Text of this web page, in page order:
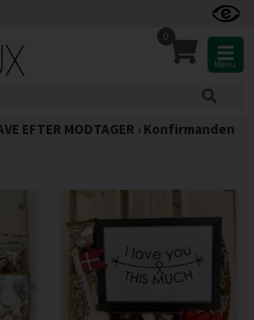
0
Menu
EFTER MODTAGER › Konfirmanden